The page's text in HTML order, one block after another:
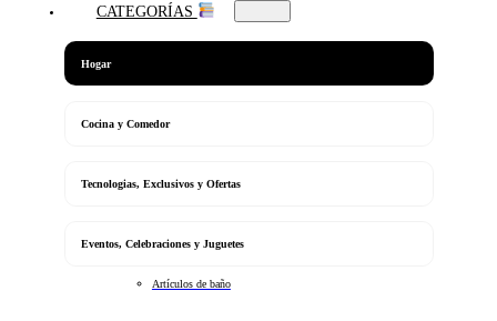
CATEGORÍAS
Hogar
Cocina y Comedor
Tecnologias, Exclusivos y Ofertas
Eventos, Celebraciones y Juguetes
Artículos de baño